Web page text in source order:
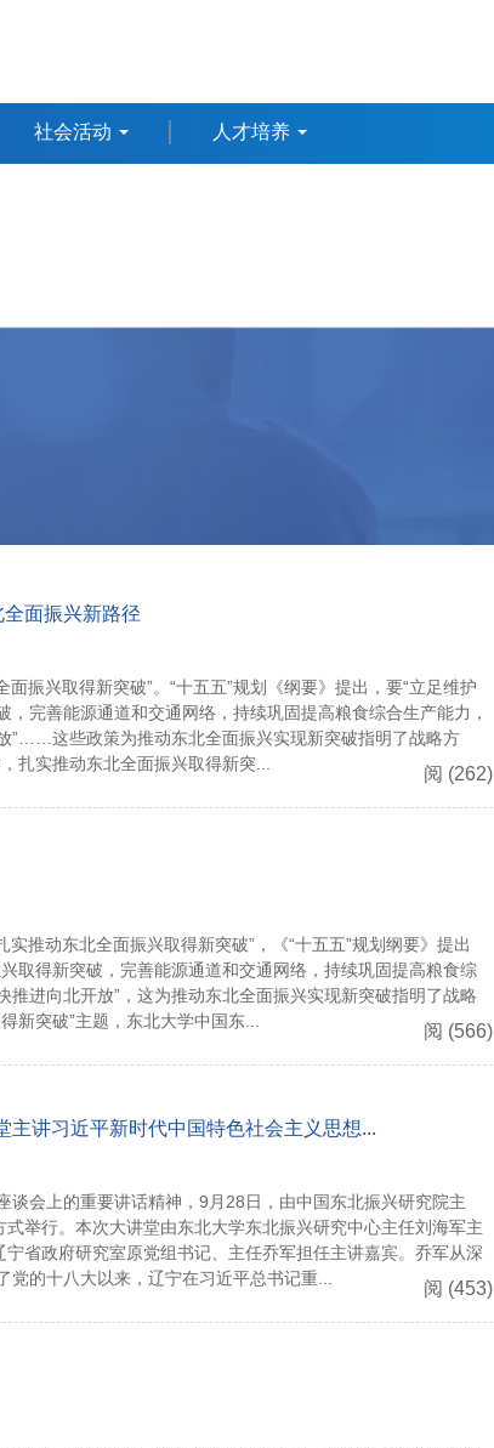
社会活动 人才培养
面振兴新路径
振兴取得新突破”。“十五五”规划《纲要》提出，要“立足维护
完善能源通道和交通网络，持续巩固提高粮食综合生产能力，
”……这些政策为推动东北全面振兴实现新突破指明了战略方
扎实推动东北全面振兴取得新突...
阅 (262)
推动东北全面振兴取得新突破”，《“十五五”规划纲要》提出
取得新突破，完善能源通道和交通网络，持续巩固提高粮食综
进向北开放”，这为推动东北全面振兴实现新突破指明了战略
新突破”主题，东北大学中国东...
阅 (566)
讲习近平新时代中国特色社会主义思想...
会上的重要讲话精神，9月28日，由中国东北振兴研究院主
举行。本次大讲堂由东北大学东北振兴研究中心主任刘海军主
省政府研究室原党组书记、主任乔军担任主讲嘉宾。乔军从深
的十八大以来，辽宁在习近平总书记重...
阅 (453)